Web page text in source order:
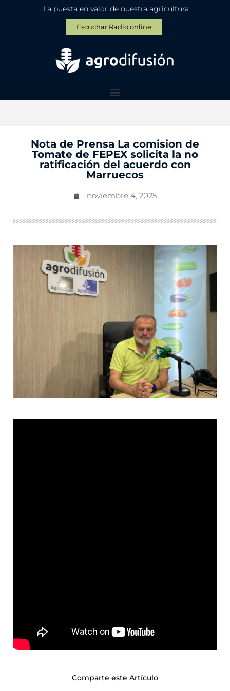
La puesta en valor de nuestra agricultura
Escuchar Radio online
Nota de Prensa La comision de
Tomate de FEPEX solicita la no
ratificación del acuerdo con
Marruecos
noviembre 4, 2025
Comparte este Artículo